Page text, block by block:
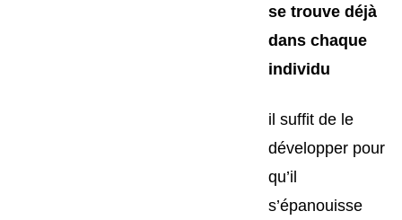
se trouve déjà
dans chaque
individu
il suffit de le
développer pour
qu’il
s’épanouisse